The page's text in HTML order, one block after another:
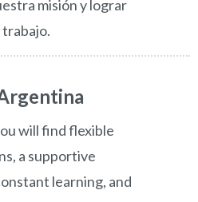
misión y lograr
will find flexible
a supportive
learning, and